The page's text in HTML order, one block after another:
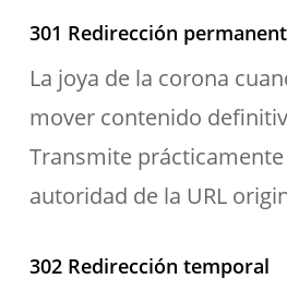
301 Redirección
La joya de la corona
mover contenido
Transmite
autoridad de la URL
302 Redirección temporal